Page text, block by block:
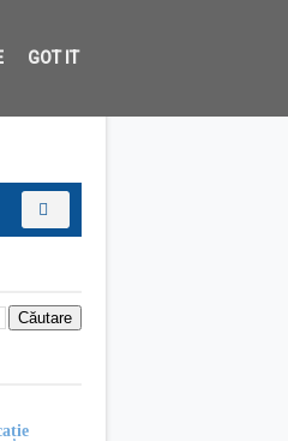
GOT IT